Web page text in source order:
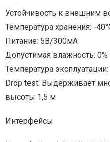
Устойчивость к внешним
Температура хранения: -
Питание: 5В/300мА
Допустимая влажность: 0%
Температура
Drop test: Выдерживает
высоты 1,5 м
Интерфейсы